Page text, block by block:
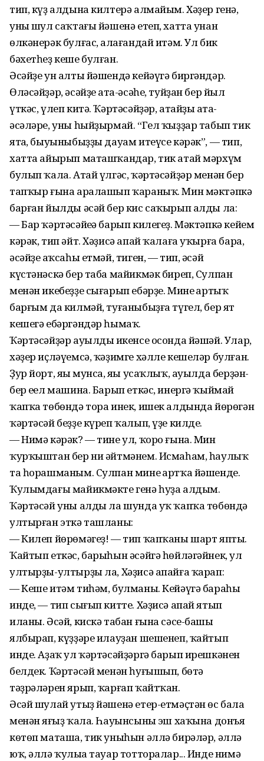
тип, күҙ алдына килтерә алмайым. Хәҙер генә,
уның шул саҡтағы йәшенә етеп, хатта унан
өлкәнерәк булғас, аңлағандай итәм. Ул бик
бәхетһеҙ кеше булған.
Әсәйҙе ун алты йәшендә кейәүгә биргәндәр.
Өләсәйҙәр, әсәйҙең ата-әсәһе, туйҙан бер йыл
үткәс, үлеп китә. Ҡәртәсәйҙәр, атайҙың ата-
әсәләре, уны һыйҙырмай. “Гел ҡыҙҙар табып тик
ятаң, быуыныбыҙҙы дауам итеүсе кәрәк”, — тип,
хатта айырып маташҡандар, тик атай мәрхүм
булып ҡала. Атай үлгәс, ҡәртәсәйҙәр менән бер
тапҡыр ғына аралашып ҡараныҡ. Мин мәктәпкә
барған йылды әсәй бер кис саҡырып алды ла:
— Бар ҡәртәсәйеңә барып килегеҙ. Мәктәпкә кейем
кәрәк, тип әйт. Хәҙисә апай ҡалаға уҡырға бара,
әсәйҙең аҡсаһы етмәй, тиген, — тип, әсәй
күстәнәскә бер таба майикмәк биреп, Сулпан
менән икебеҙҙе сығарып ебәрҙе. Минең артыҡ
барғым да килмәй, туғаныбыҙға түгел, бер ят
кешегә ебәргәндәр һымаҡ.
Ҡәртәсәйҙәр ауылдың икенсе осонда йәшәй. Улар,
хәҙер иҫләүемсә, ҡәҙимге хәлле кешеләр булған.
Ҙур йорт, яңы мунса, яңы усаҡлыҡ, ауылда берҙән-
бер еңел машина. Барып еткәс, инергә ҡыймай
ҡапҡа төбөндә тора инек, ишек алдында йөрөгән
ҡәртәсәй беҙҙе күреп ҡалып, үҙе килде.
— Нимә кәрәк? — тине ул, ҡоро ғына. Мин
ҡурҡыштан бер ни әйтмәнем. Исмаһам, һаулыҡ
та һорашманым. Сулпан минең артҡа йәшенде.
Ҡулымдағы майикмәкте генә һуҙа алдым.
Ҡәртәсәй уны алды ла шунда уҡ ҡапҡа төбөндә
ултырған эткә ташланы:
— Килеп йөрөмәгеҙ! — тип ҡапҡаны шарт япты.
Ҡайтып еткәс, барыһын әсәйгә һөйләгәйнек, ул
ултырҙы-ултырҙы ла, Хәҙисә апайға ҡарап:
— Кеше итәм тиһәм, булманы. Кейәүгә бараһың
инде, — тип сығып китте. Хәҙисә апай ятып
иланы. Әсәй, кискә табан ғына сәсе-башы
ялбырап, күҙҙәре илауҙан шешенеп, ҡайтып
инде. Аҙаҡ ул ҡәртәсәйҙәргә барып ирешкәнен
белдек. Ҡәртәсәй менән һуғышып, бөтә
тәҙрәләрен ярып, ҡарғап ҡайтҡан.
Әсәй шулай утыҙ йәшенә етер-етмәҫтән өс бала
менән яңғыҙ ҡала. Һауынсының эш хаҡына донъя
көтөп маташа, тик уныһын әллә бирәләр, әллә
юҡ, әллә ҡулыңа тауар тотторалар... Инде нимә